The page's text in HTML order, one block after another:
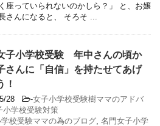
座っていられないのかしら？」 と、お嬢
さんになると、 そろそ ...
小学校受験 年中さんの頃か
さんに「自信」を持たせてあげ
！
28 -女子小学校受験樹ママのアドバ
小学校受験対策
校受験ママの為のブログ 名門女子小学